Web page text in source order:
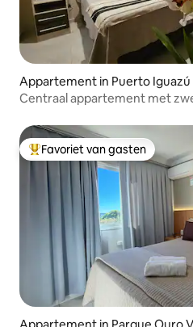
Appartement in Puerto Iguazú
Centraal appartement met
Topfavoriet van gasten
Favoriet van gasten
Appartement in Parque Ouro